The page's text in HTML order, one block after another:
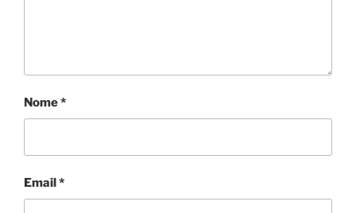
Nome*
Email*